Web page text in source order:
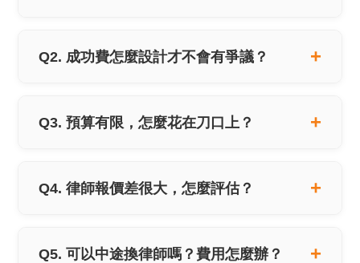
Q2. 成功費怎麼設計才不會有爭議？
Q3. 預算有限，怎麼花在刀口上？
Q4. 律師報價差很大，怎麼評估？
Q5. 可以中途換律師嗎？費用怎麼辦？